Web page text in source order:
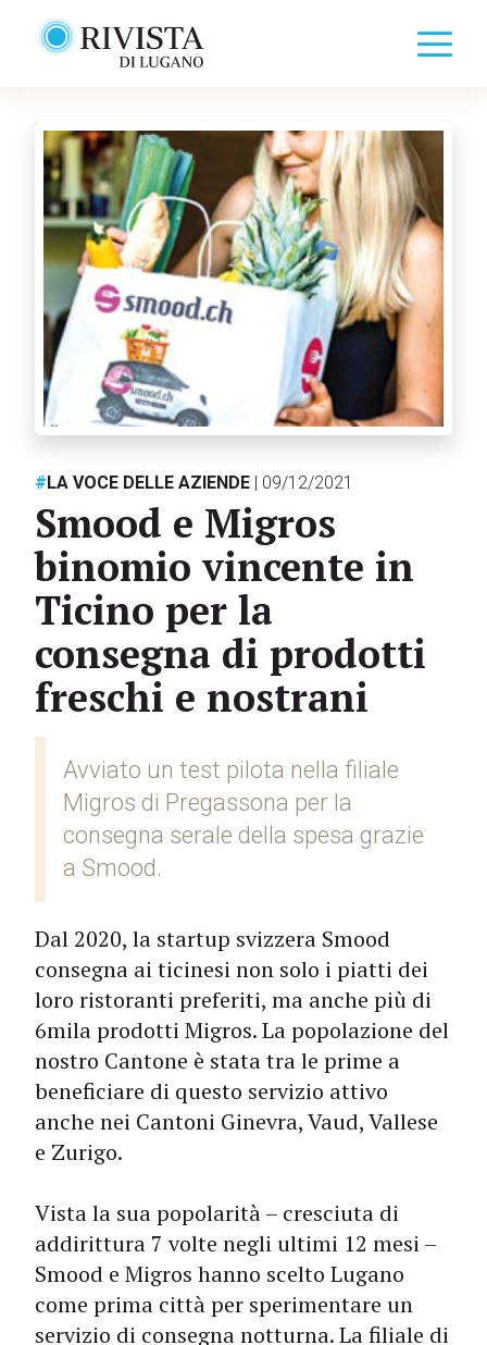
#LA VOCE DELLE AZIENDE | 09/12/2021
Smood e Migros
binomio vincente in
Ticino per la
consegna di prodotti
freschi e nostrani
Avviato un test pilota nella filiale
Migros di Pregassona per la
consegna serale della spesa grazie
a Smood.
Dal 2020, la startup svizzera Smood
consegna ai ticinesi non solo i piatti dei
loro ristoranti preferiti, ma anche più di
6mila prodotti Migros. La popolazione del
nostro Cantone è stata tra le prime a
beneficiare di questo servizio attivo
anche nei Cantoni Ginevra, Vaud, Vallese
e Zurigo.
Vista la sua popolarità – cresciuta di
addirittura 7 volte negli ultimi 12 mesi –
Smood e Migros hanno scelto Lugano
come prima città per sperimentare un
servizio di consegna notturna. La filiale di